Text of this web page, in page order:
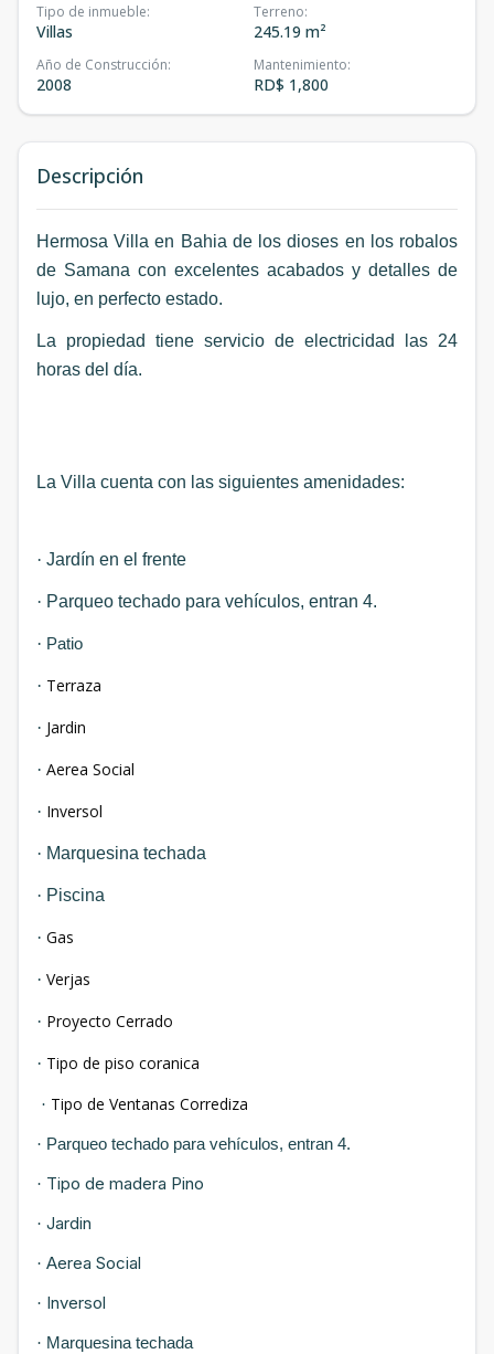
Tipo de inmueble:
Villas
Terreno:
245.19 m²
Año de Construcción:
2008
Mantenimiento:
RD$ 1,800
Descripción
Hermosa Villa en Bahia de los dioses en los robalos
de Samana con excelentes acabados y detalles de
lujo, en perfecto estado.
La propiedad tiene servicio de electricidad las 24
horas del día.
La Villa cuenta con las siguientes amenidades:
· Jardín en el frente
· Parqueo techado para vehículos, entran 4.
· Patio
· Terraza
· Jardin
· Aerea Social
· Inversol
· Marquesina techada
· Piscina
· Gas
· Verjas
· Proyecto Cerrado
· Tipo de piso coranica
· Tipo de Ventanas Corrediza
· Parqueo techado para vehículos, entran 4.
· Tipo de madera Pino
· Jardin
· Aerea Social
· Inversol
· Marquesina techada